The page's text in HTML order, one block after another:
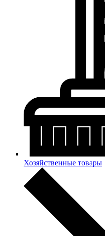
Хозяйственные товары